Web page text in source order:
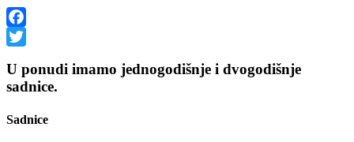
Facebook
U ponudi imamo jednogodišnje i dvogodišnje
sadnice.
Sadnice